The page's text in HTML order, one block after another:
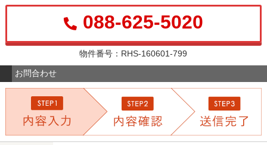
088-625-5020
物件番号：RHS-160601-799
お問合わせ